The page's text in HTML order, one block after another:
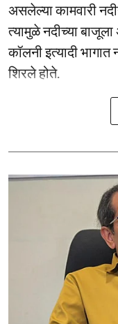
असलेल्या कामवारी
त्यामुळे नदीच्या
कॉलनी इत्यादी भागात
शिरले होते.